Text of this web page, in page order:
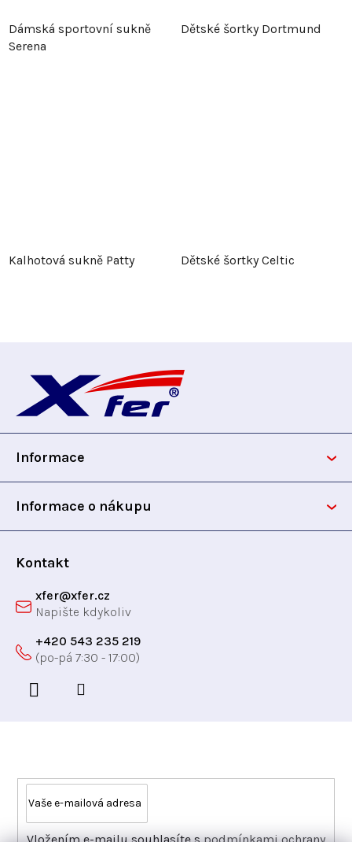
Dámská sportovní sukně
Serena
Dětské šortky Dortmund
Kalhotová sukně Patty Dětské šortky Celtic
p
Informace
Informace o nákupu
Kontakt
xfer@xfer.cz
+420 543 235 219